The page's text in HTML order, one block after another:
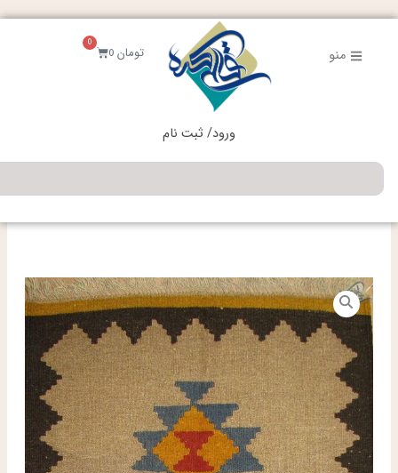
رفتن
منو تومان0
0
سبد
خرید
ورود/ ثبت نام
جستجو